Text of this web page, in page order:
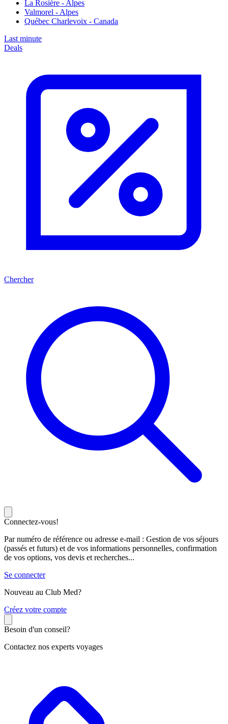
La Rosière - Alpes
Valmorel - Alpes
Québec Charlevoix - Canada
Last minute
Deals
Chercher
Connectez-vous!
Par numéro de référence ou adresse e-mail : Gestion de vos séjours
(passés et futurs) et de vos informations personnelles, confirmation
de vos options, vos devis et recherches...
Se connecter
Nouveau au Club Med?
Créez votre compte
Besoin d'un conseil?
Contactez nos experts voyages